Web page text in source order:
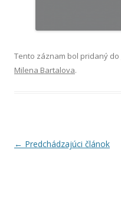
Tento záznam bol pridaný do
Milena Bartalova.
Navigácia
← Predchádzajúci článok